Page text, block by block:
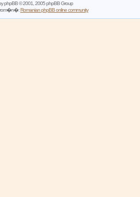
phpBB© 2001, 2005 phpBB Group
rom�n�:Romanian phpBB online community